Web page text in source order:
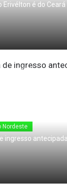
Erivélton é do Ceará
de 2010
Nordeste
ingresso